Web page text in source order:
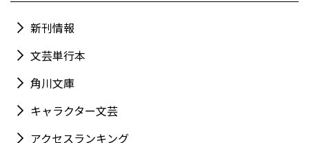
新刊情報
文芸単行本
角川文庫
キャラクター文芸
アクセスランキング